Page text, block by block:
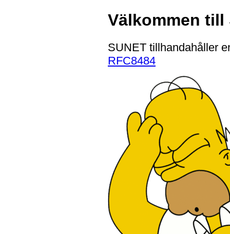
Välkommen till
SUNET tillhandahåller
RFC8484